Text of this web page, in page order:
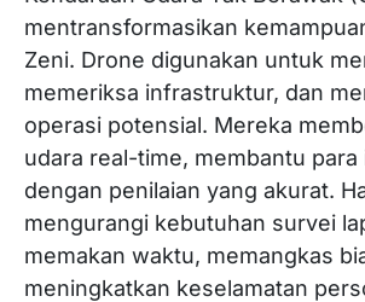
mentransformasikan
Zeni. Drone digunakan untuk
memeriksa infrastruktur, dan
operasi potensial. Mereka
udara real-time, membantu
dengan penilaian yang akurat.
mengurangi kebutuhan survei
memakan waktu, memangkas
meningkatkan keselamatan